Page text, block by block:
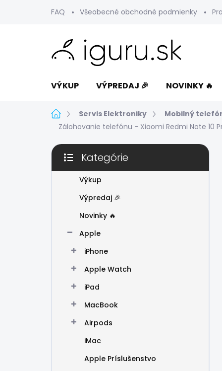
FAQ Všeobecné obchodné podmienky
VÝKUP VÝPREDAJ 🎉 NOVINKY 🔥
DomovServis Elektroniky Mobilný
Zálohovanie telefónu - Xiaomi Redmi Note 10
B
č
Preskočiť
kategórie
Kategórie
Výkup
Výpredaj 🎉
Novinky 🔥
Apple
iPhone
Apple Watch
iPad
MacBook
Airpods
iMac
Apple Príslušenstvo